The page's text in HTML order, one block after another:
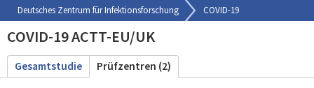
Deutsches Zentrum für Infektionsforschung COVID-19
COVID-19 ACTT-EU/UK
Gesamtstudie Prüfzentren (2)